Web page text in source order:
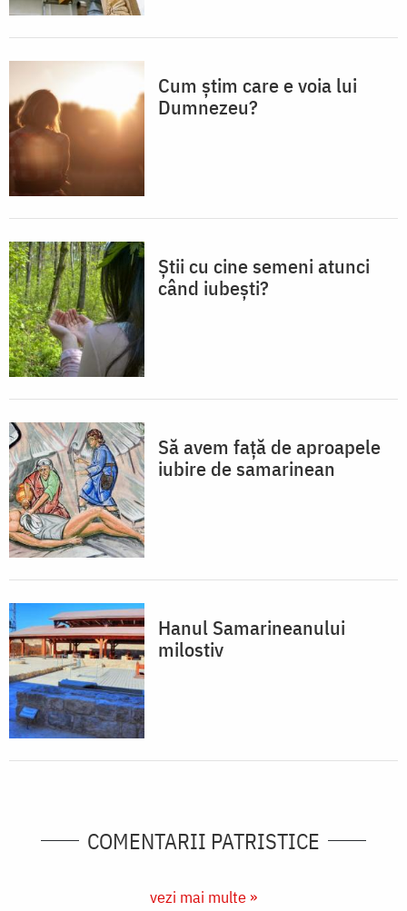
Cum știm care e voia lui
Dumnezeu?
Știi cu cine semeni atunci
când iubești?
Să avem față de aproapele
iubire de samarinean
Hanul Samarineanului
milostiv
COMENTARII PATRISTICE
vezi mai multe »